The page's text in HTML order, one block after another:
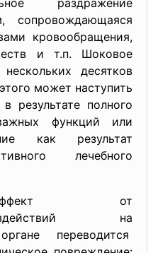
сопровождающаяся
кровообращения,
и т.п. Шоковое
десятков
может наступить
результате полного
функций или
как результат
лечебного
от
на
переводится